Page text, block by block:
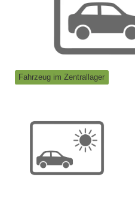
Fahrzeug im Zentrallager